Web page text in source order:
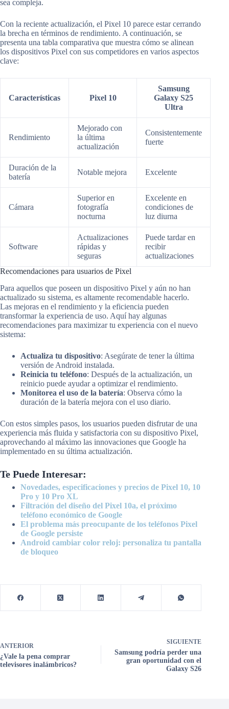
sea compleja.
Con la reciente actualización, el Pixel 10 parece estar cerrando
la brecha en términos de rendimiento. A continuación, se
presenta una tabla comparativa que muestra cómo se alinean
los dispositivos Pixel con sus competidores en varios aspectos
clave:
Características Pixel 10
Samsung
Galaxy S25
Ultra
Rendimiento
Mejorado con
la última
actualización
Consistentemente
fuerte
Duración de la
batería
Notable mejora Excelente
Cámara
Superior en
fotografía
nocturna
Excelente en
condiciones de
luz diurna
Software
Actualizaciones
rápidas y
seguras
Puede tardar en
recibir
actualizaciones
Recomendaciones para usuarios de Pixel
Para aquellos que poseen un dispositivo Pixel y aún no han
actualizado su sistema, es altamente recomendable hacerlo.
Las mejoras en el rendimiento y la eficiencia pueden
transformar la experiencia de uso. Aquí hay algunas
recomendaciones para maximizar tu experiencia con el nuevo
sistema:
Actualiza tu dispositivo: Asegúrate de tener la última
versión de Android instalada.
Reinicia tu teléfono: Después de la actualización, un
reinicio puede ayudar a optimizar el rendimiento.
Monitorea el uso de la batería: Observa cómo la
duración de la batería mejora con el uso diario.
Con estos simples pasos, los usuarios pueden disfrutar de una
experiencia más fluida y satisfactoria con su dispositivo Pixel,
aprovechando al máximo las innovaciones que Google ha
implementado en su última actualización.
Te Puede Interesar:
Novedades, especificaciones y precios de Pixel 10, 10
Pro y 10 Pro XL
Filtración del diseño del Pixel 10a, el próximo
teléfono económico de Google
El problema más preocupante de los teléfonos Pixel
de Google persiste
Android cambiar color reloj: personaliza tu pantalla
de bloqueo
ANTERIOR
¿Vale la pena comprar
televisores inalámbricos?
SIGUIENTE
Samsung podría perder una
gran oportunidad con el
Galaxy S26